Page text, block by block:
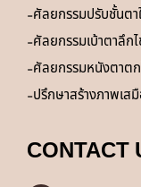
ศัลยกรรมปรับชั้นตา
ศัลยกรรมเบ้าตาลึก
ศัลยกรรมหนังตาต
ปรึกษาสร้างภาพเส
CONTACT